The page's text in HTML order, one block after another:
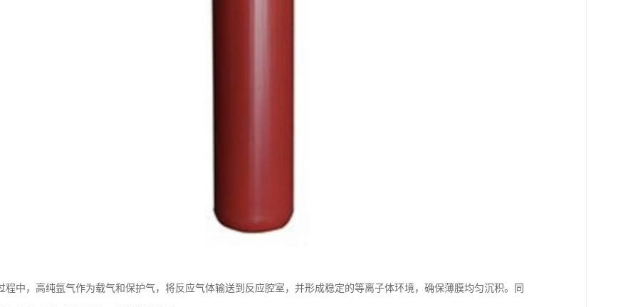
程中，高纯氩气作为载气和保护气，将反应气体输送到反应腔室，并形成稳定的等离子体环境，确保薄膜均匀沉积。同